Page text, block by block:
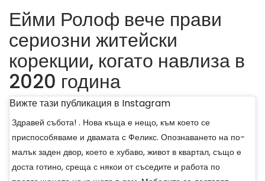
Ейми Ролоф вече прави
сериозни житейски
корекции, когато навлиза в
2020 година
Вижте тази публикация в Instagram
Здравей събота! . Нова къща е нещо, към което се
приспособяваме и двамата с Феликс. Опознаването на по-
малък заден двор, което е хубаво, живот в квартал, също е
доста готино, среща с някои от съседите и работа по